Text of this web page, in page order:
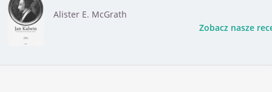
Alister E. McGrath
Zobacz nasze